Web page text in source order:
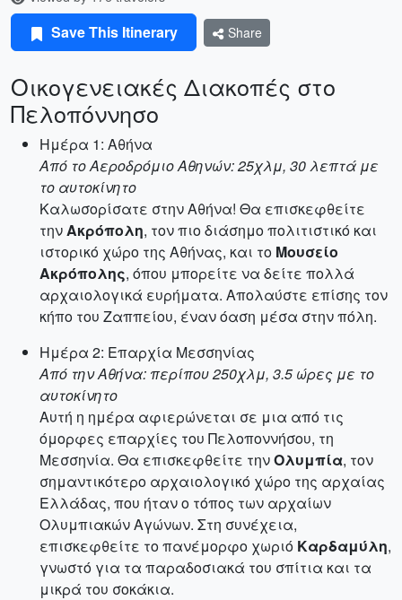
Save This Itinerary Share
Οικογενειακές Διακοπές στο
Πελοπόννησο
Ημέρα 1: Αθήνα
Από το Αεροδρόμιο Αθηνών: 25χλμ, 30 λεπτά με
το αυτοκίνητο
Καλωσορίσατε στην Αθήνα! Θα επισκεφθείτε
τηνΑκρόπολη, τον πιο διάσημο πολιτιστικό και
ιστορικό χώρο της Αθήνας, και το Μουσείο
Ακρόπολης, όπου μπορείτε να δείτε πολλά
αρχαιολογικά ευρήματα. Απολαύστε επίσης τον
κήπο του Ζαππείου, έναν όαση μέσα στην πόλη.
Ημέρα 2: Επαρχία Μεσσηνίας
Από την Αθήνα: περίπου 250χλμ, 3.5 ώρες με το
αυτοκίνητο
Αυτή η ημέρα αφιερώνεται σε μια από τις
όμορφες επαρχίες του Πελοποννήσου, τη
Μεσσηνία. Θα επισκεφθείτε τηνΟλυμπία, τον
σημαντικότερο αρχαιολογικό χώρο της αρχαίας
Ελλάδας, που ήταν ο τόπος των αρχαίων
Ολυμπιακών Αγώνων. Στη συνέχεια,
επισκεφθείτε το πανέμορφο χωριό Καρδαμύλη,
γνωστό για τα παραδοσιακά του σπίτια και τα
μικρά του σοκάκια.